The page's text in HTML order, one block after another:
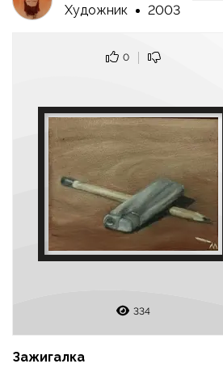
Художник 2003
0
334
Зажигалка